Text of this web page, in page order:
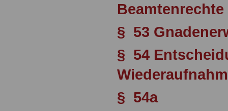
Beamtenrechte
§ 53
§ 54
§ 54a